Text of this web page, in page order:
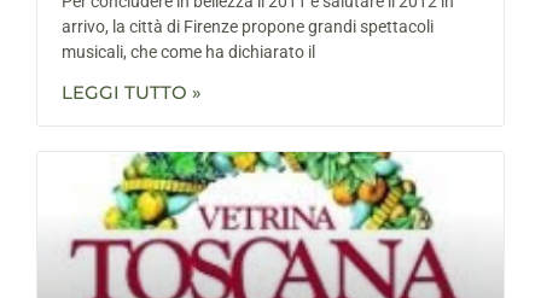
arrivo, la città di Firenze propone grandi spettacoli
musicali, che come ha dichiarato il
LEGGI TUTTO »